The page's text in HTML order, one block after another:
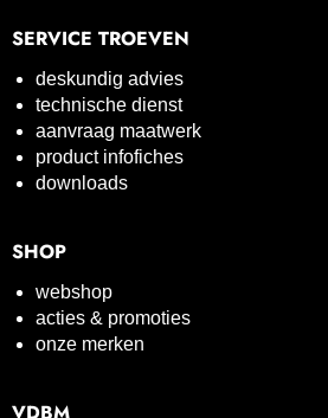
SERVICE TROEVEN
deskundig advies
technische dienst
aanvraag maatwerk
product infofiches
downloads
SHOP
webshop
acties & promoties
onze merken
VDBM